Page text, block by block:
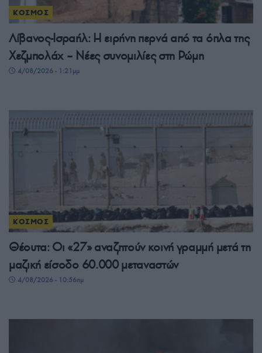
ΚΟΣΜΟΣ
Λίβανος-Ισραήλ: Η ειρήνη περνά από τα όπλα της
Χεζμπολάχ – Νέες συνομιλίες στη Ρώμη
4/08/2026 - 1:21μμ
ΚΟΣΜΟΣ
Θέουτα: Οι «27» αναζητούν κοινή γραμμή μετά τη
μαζική είσοδο 60.000 μεταναστών
4/08/2026 - 10:56πμ